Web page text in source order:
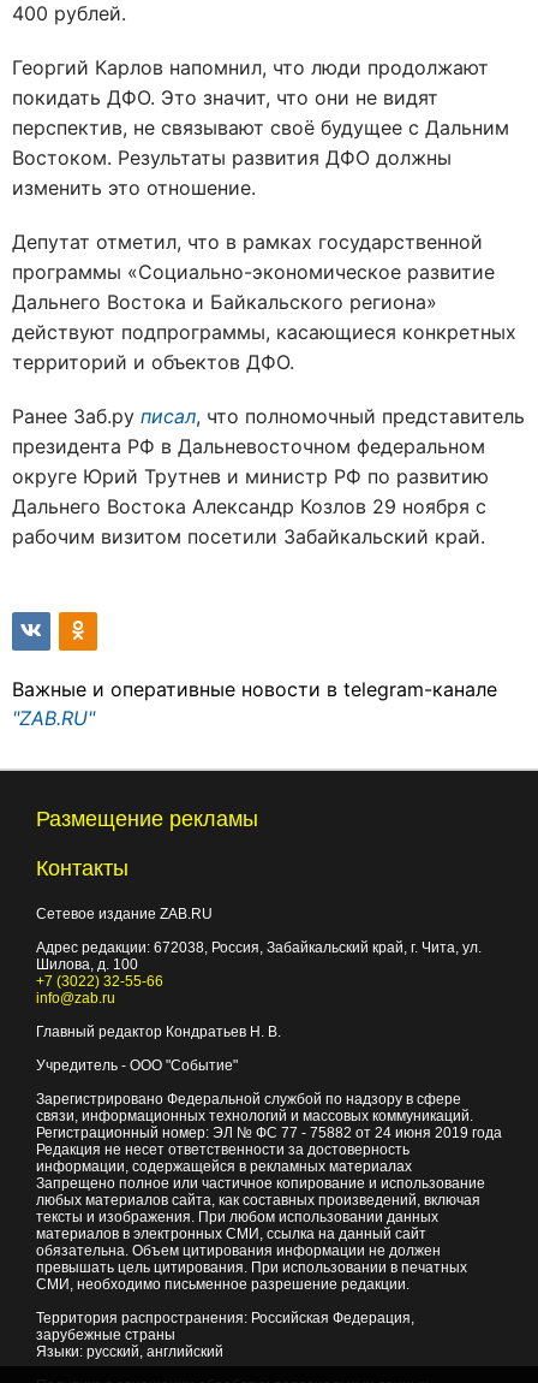
400 рублей.
Георгий Карлов напомнил, что люди продолжают
покидать ДФО. Это значит, что они не видят
перспектив, не связывают своё будущее с Дальним
Востоком. Результаты развития ДФО должны
изменить это отношение.
Депутат отметил, что в рамках государственной
программы «Социально-экономическое развитие
Дальнего Востока и Байкальского региона»
действуют подпрограммы, касающиеся конкретных
территорий и объектов ДФО.
Ранее Заб.ру писал, что полномочный представитель
президента РФ в Дальневосточном федеральном
округе Юрий Трутнев и министр РФ по развитию
Дальнего Востока Александр Козлов 29 ноября с
рабочим визитом посетили Забайкальский край.
Важные и оперативные новости в telegram-канале
"ZAB.RU"
Размещение рекламы
Контакты
Сетевое издание ZAB.RU
Адрес редакции: 672038, Россия, Забайкальский край, г. Чита, ул.
Шилова, д. 100
+7 (3022) 32-55-66
info@zab.ru
Главный редактор Кондратьев Н. В.
Учредитель - ООО "Событие"
Зарегистрировано Федеральной службой по надзору в сфере
связи, информационных технологий и массовых коммуникаций.
Регистрационный номер: ЭЛ № ФС 77 - 75882 от 24 июня 2019 года
Редакция не несет ответственности за достоверность
информации, содержащейся в рекламных материалах
Запрещено полное или частичное копирование и использование
любых материалов сайта, как составных произведений, включая
тексты и изображения. При любом использовании данных
материалов в электронных СМИ, ссылка на данный сайт
обязательна. Объем цитирования информации не должен
превышать цель цитирования. При использовании в печатных
СМИ, необходимо письменное разрешение редакции.
Территория распространения: Российская Федерация,
зарубежные страны
Языки: русский, английский